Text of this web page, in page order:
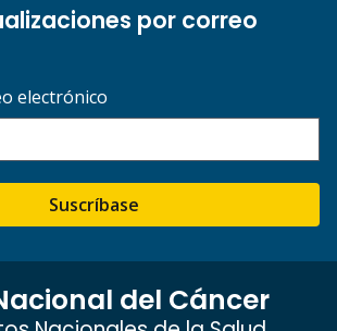
por correo
electrónico
Suscríbase
del Cáncer